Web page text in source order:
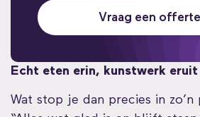
Vraag een
Echt eten erin, kunstwerk eruit
Wat stop je dan precies in zo’n